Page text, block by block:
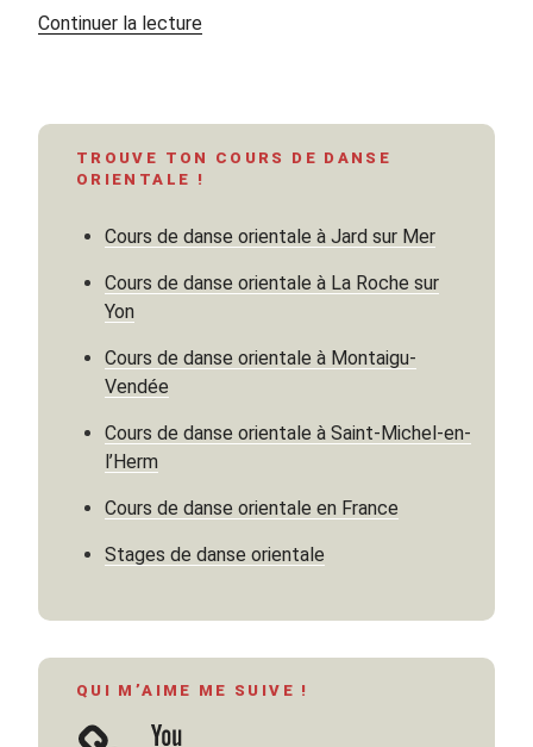
Continuer la lecturede
TROUVE TON COURS DE DANSE
ORIENTALE !
Cours de danse orientale à Jard sur Mer
Cours de danse orientale à La Roche sur
Yon
Cours de danse orientale à Montaigu-
Vendée
Cours de danse orientale à Saint-Michel-en-
l’Herm
Cours de danse orientale en France
Stages de danse orientale
QUI M’AIME ME SUIVE !
YouTube